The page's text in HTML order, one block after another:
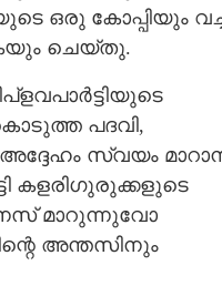
ഒരു കോപ്പിയും
ചെയ്തു.
കൊടുത്ത പദവി,
സ്വയം
കളരിഗുരുക്കളുടെ
മാറുന്നുവോ
അന്തസിനും